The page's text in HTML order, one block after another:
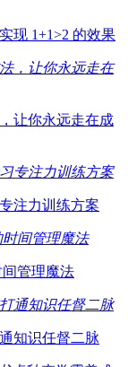
现 1+1>2 的效果
让你永远走在成
注力训练方案
管理魔法
知识任督二脉